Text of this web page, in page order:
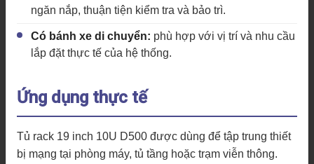
ngăn nắp, thuận tiện kiểm tra và bảo trì.
Có bánh xe di chuyển: phù hợp với vị trí và nhu cầu
lắp đặt thực tế của hệ thống.
Ứng dụng thực tế
Tủ rack 19 inch 10U D500 được dùng để tập trung thiết
bị mạng tại phòng máy, tủ tầng hoặc trạm viễn thông.